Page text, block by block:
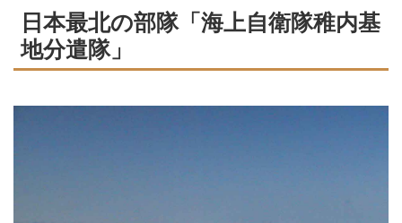
日本最北の部隊「海上自衛隊稚内基
地分遣隊」